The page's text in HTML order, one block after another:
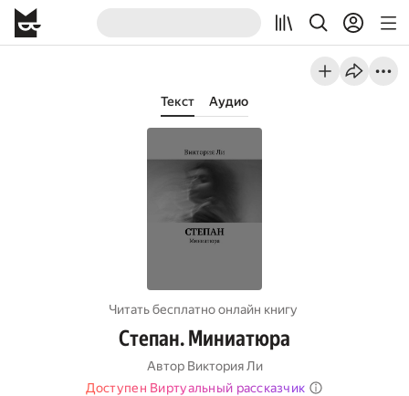
Текст Аудио
Читать бесплатно онлайн книгу
Степан. Миниатюра
Автор Виктория Ли
Доступен Виртуальный рассказчик